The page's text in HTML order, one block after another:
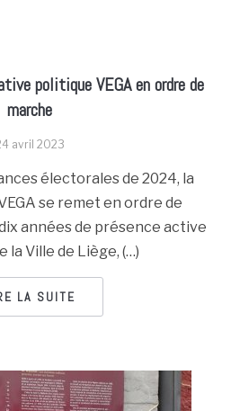
politique VEGA en ordre de
marche
avril 2023
électorales de 2024, la
se remet en ordre de
années de présence active
la Ville de Liège, (…)
LA SUITE